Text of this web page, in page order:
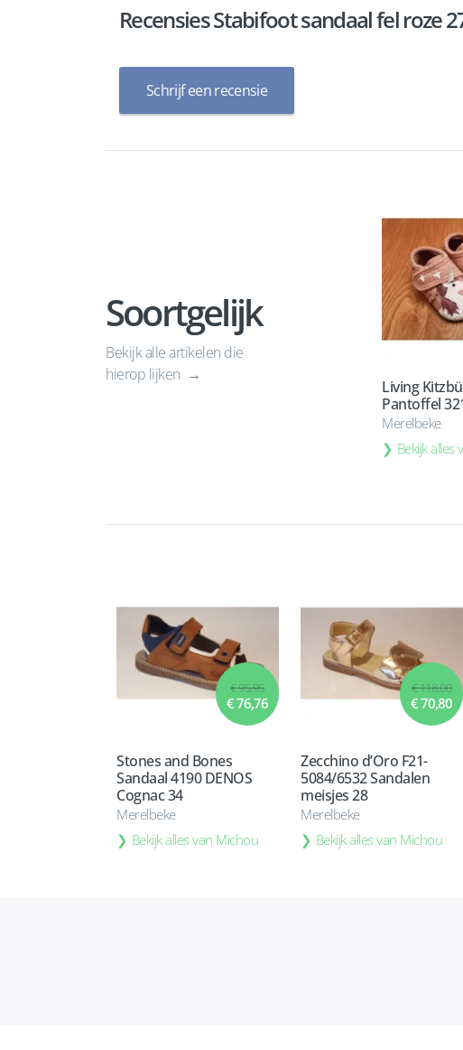
Recensies Stabifoot sandaal fel roze
Schrijf een recensie
Soortgelijk
Bekijk alle artikelen die
hierop lijken
Living
Pantoffel
Merelbeke
Bekijk alles
€ 95,95
€ 76,76
Stones and Bones
Sandaal 4190 DENOS
Cognac 34
Merelbeke
Bekijk alles van Michou
€ 118,00
€ 70,80
Zecchino d’Oro F21-
5084/6532 Sandalen
meisjes 28
Merelbeke
Bekijk alles van Michou